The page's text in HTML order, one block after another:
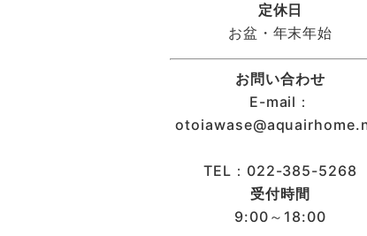
定休日
お盆・年末年始
お問い合わせ
E-mail：
TEL：022-385-5268
受付時間
9:00～18:00